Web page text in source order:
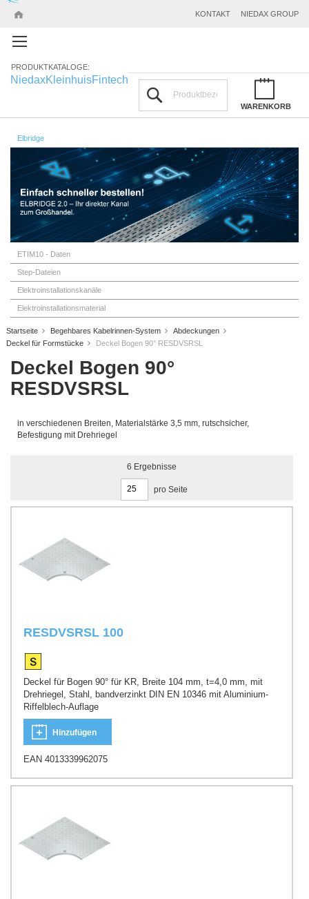
NIEDAX GROUP
KONTAKT
PRODUKTKATALOGE:
NiedaxKleinhuisFintech
WARENKORB
Elbridge
ETIM10 - Daten
Step-Dateien
Elektroinstallationskanäle
Elektroinstallationsmaterial
Startseite Begehbares Kabelrinnen-System
Abdeckungen
Deckel für Formstücke
Deckel Bogen 90° RESDVSRSL
Deckel Bogen 90°
RESDVSRSL
in verschiedenen Breiten, Materialstärke 3,5 mm, rutschsicher,
Befestigung mit Drehriegel
6 Ergebnisse
pro Seite
RESDVSRSL 100
Deckel für Bogen 90° für KR, Breite 104 mm, t=4,0 mm, mit
Drehriegel, Stahl, bandverzinkt DIN EN 10346 mit Aluminium-
Riffelblech-Auflage
Hinzufügen
EAN 4013339962075